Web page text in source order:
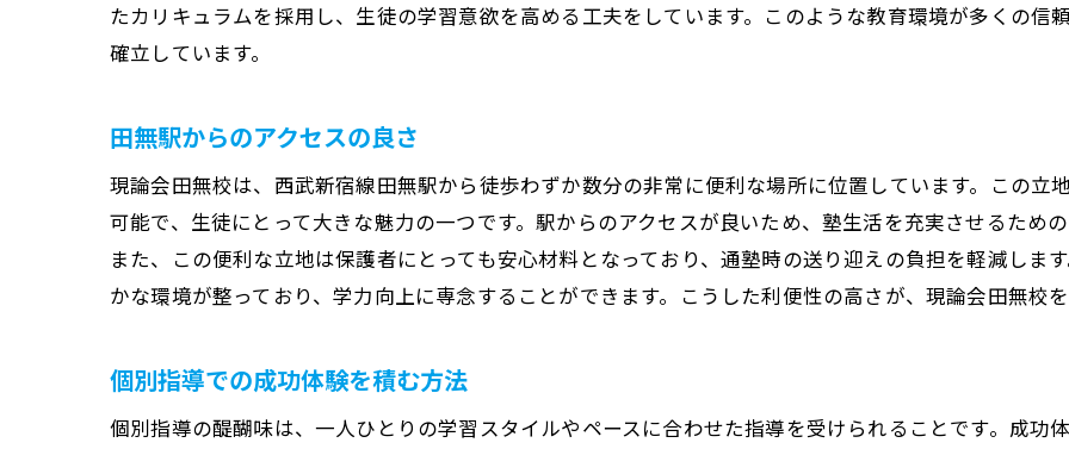
塾選びにおける親の役割
目標達成のためのオーダーメイド学習プラン
個別指導での進捗管理方法
現論会田無校のカリキュラムの特徴
受験対策に特化した学習プラン
田無駅から通いやすい塾の個別指導で目標達成
たカリキュラムを採用し、生徒の学習意欲を高める工夫をしています。このような教育環境が多くの信
確立しています。
田無駅からのアクセスの良さ
現論会田無校は、西武新宿線田無駅から徒歩わずか数分の非常に便利な場所に位置しています。この立
可能で、生徒にとって大きな魅力の一つです。駅からのアクセスが良いため、塾生活を充実させるため
また、この便利な立地は保護者にとっても安心材料となっており、通塾時の送り迎えの負担を軽減しま
かな環境が整っており、学力向上に専念することができます。こうした利便性の高さが、現論会田無校
個別指導での成功体験を積む方法
個別指導の醍醐味は、一人ひとりの学習スタイルやペースに合わせた指導を受けられることです。成功